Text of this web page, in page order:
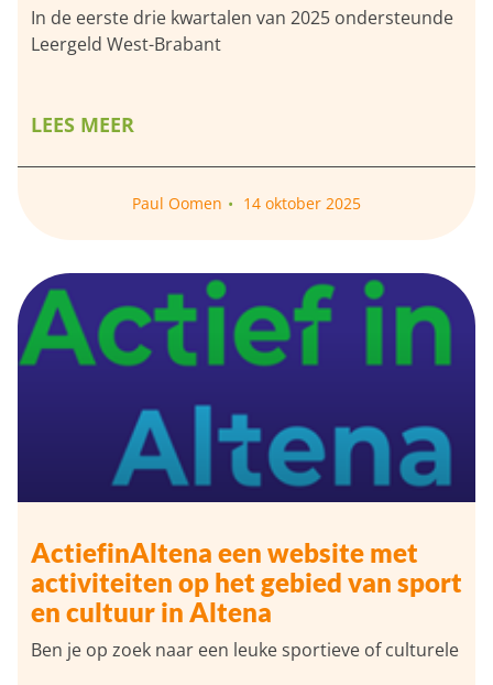
In de eerste drie kwartalen van 2025 ondersteunde
Leergeld West-Brabant
LEES MEER
Paul Oomen 14 oktober 2025
ActiefinAltena een website met
activiteiten op het gebied van sport
en cultuur in Altena
Ben je op zoek naar een leuke sportieve of culturele